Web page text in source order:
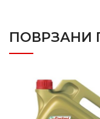
ПОВРЗАНИ